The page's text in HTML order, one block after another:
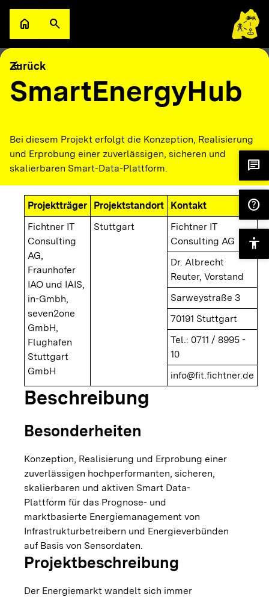
Zum Hauptinhalt springen
homeZur Startseite
searchSuche öffnen
arrow_back
Zurück
SmartEnergyHub
Bei diesem Projekt erfolgt die Konzeption, Realisierung
und Erprobung einer zuverlässigen, sicheren und
skalierbaren Smart-Data-Plattform.
Projektträger Projektstandort
Kontakt
Fichtner IT
Consulting
AG,
Fraunhofer
IAO und IAIS,
in-Gmbh,
seven2one
GmbH,
Flughafen
Stuttgart
GmbH
Stuttgart
Fichtner IT
Consulting AG
Dr. Albrecht
Reuter, Vorstand
Sarweystraße 3
70191 Stuttgart
Tel.: 0711 / 8995 -
10
info@fit.fichtner.de
Beschreibung
Besonderheiten
Konzeption, Realisierung und Erprobung einer
zuverlässigen hochperformanten, sicheren,
skalierbaren und aktiven Smart Data-
Plattform für das Prognose- und
marktbasierte Energiemanagement von
Infrastrukturbetreibern und Energieverbünden
auf Basis von Sensordaten.
Projektbeschreibung
Der Energiemarkt wandelt sich immer
chat
help
accessibility